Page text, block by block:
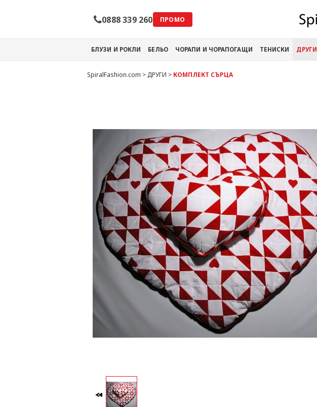
0888 339 260 ПРОМО
БЛУЗИ И РОКЛИ БЕЛЬО ЧОРАПИ И ЧОРАПОГАЩИ ТЕНИСКИ ДРУГИ
SpiralFashion.com >ДРУГИ > КОМПЛЕКТ СЪРЦА